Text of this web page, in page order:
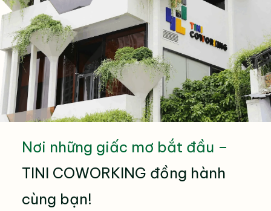
Nơi những giấc mơ bắt đầu –
TINI COWORKING đồng hành
cùng bạn!